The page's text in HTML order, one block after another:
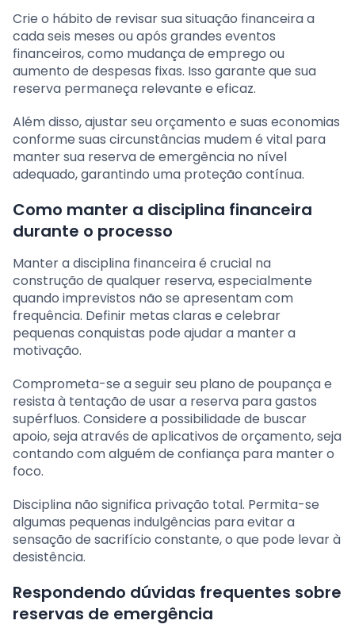
Crie o hábito de revisar sua situação financeira a
cada seis meses ou após grandes eventos
financeiros, como mudança de emprego ou
aumento de despesas fixas. Isso garante que sua
reserva permaneça relevante e eficaz.
Além disso, ajustar seu orçamento e suas economias
conforme suas circunstâncias mudem é vital para
manter sua reserva de emergência no nível
adequado, garantindo uma proteção contínua.
Como manter a disciplina financeira
durante o processo
Manter a disciplina financeira é crucial na
construção de qualquer reserva, especialmente
quando imprevistos não se apresentam com
frequência. Definir metas claras e celebrar
pequenas conquistas pode ajudar a manter a
motivação.
Comprometa-se a seguir seu plano de poupança e
resista à tentação de usar a reserva para gastos
supérfluos. Considere a possibilidade de buscar
apoio, seja através de aplicativos de orçamento, seja
contando com alguém de confiança para manter o
foco.
Disciplina não significa privação total. Permita-se
algumas pequenas indulgências para evitar a
sensação de sacrifício constante, o que pode levar à
desistência.
Respondendo dúvidas frequentes sobre
reservas de emergência